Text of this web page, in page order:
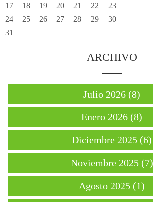
17
18 19 20 21 22
23
24
25 26 27 28 29
30
31
ARCHIVO
Julio 2026 (8)
Enero 2026 (8)
Diciembre 2025 (6)
Noviembre 2025 (7)
Agosto 2025 (1)